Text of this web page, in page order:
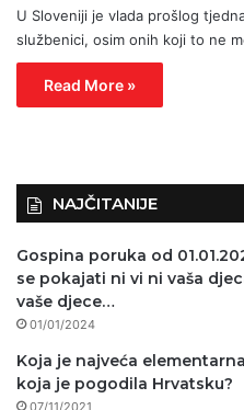
U Sloveniji je vlada prošlog
službenici, osim onih koji to ne
Read More »
NAJČITANIJE
Gospina poruka od
se pokajati ni vi ni vaša
vaše djece…
01/01/2024
Koja je najveća
koja je pogodila Hrvatsku?
07/11/2021